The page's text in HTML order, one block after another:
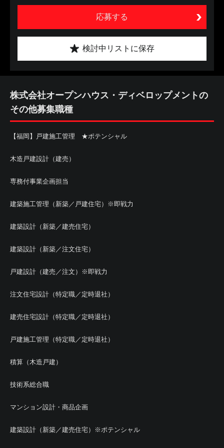
応募する
検討中リストに保存
株式会社オープンハウス・ディベロップメントの
その他募集職種
【福岡】戸建施工管理 ★ポテンシャル
木造戸建設計（建売）
専務付事業企画担当
建築施工管理（新築／戸建住宅）※即戦力
建築設計（新築／建売住宅）
建築設計（新築／注文住宅）
戸建設計（建売／注文）※即戦力
注文住宅設計（特定職／定時退社）
建売住宅設計（特定職／定時退社）
戸建施工管理（特定職／定時退社）
積算（木造戸建）
技術系総合職
マンション設計・商品企画
建築設計（新築／建売住宅）※ポテンシャル